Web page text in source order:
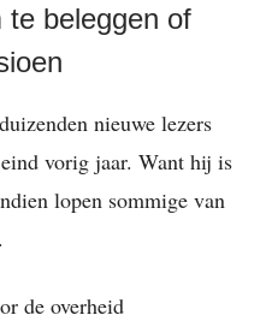
te beleggen of
nieuwe lezers
vorig jaar. Want hij is
lopen sommige van
de overheid